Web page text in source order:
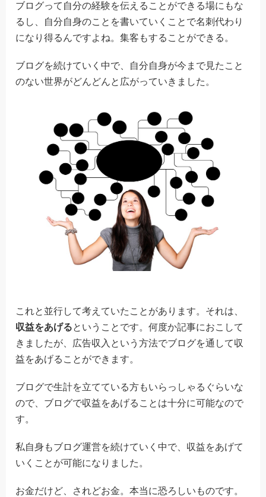
ブログって自分の経験を伝えることができる場にもな
るし、自分自身のことを書いていくことで名刺代わり
になり得るんですよね。集客もすることができる。
ブログを続けていく中で、自分自身が今まで見たこと
のない世界がどんどんと広がっていきました。
これと並行して考えていたことがあります。それは、
収益をあげるということです。何度か記事におこして
きましたが、広告収入という方法でブログを通して収
益をあげることができます。
ブログで生計を立てている方もいらっしゃるぐらいな
ので、ブログで収益をあげることは十分に可能なので
す。
私自身もブログ運営を続けていく中で、収益をあげて
いくことが可能になりました。
お金だけど、されどお金。本当に恐ろしいものです。